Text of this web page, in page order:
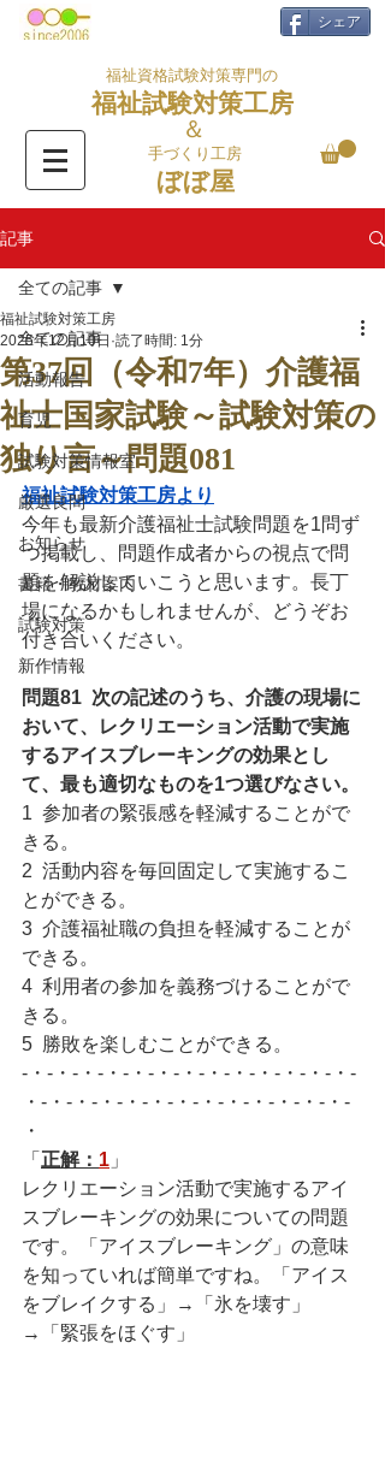
シェア
福祉資格試験対策専門の
福祉試験対策工房
＆
手づくり工房
ぼぼ屋
記事
全ての記事
活動報告
育児
試験対策情報室
厳選良問
お知らせ
書籍・教材案内
試験対策
新作情報
全ての記事
第37回（令和7年）介護福
祉士国家試験～試験対策の
独り言～問題081
福祉試験対策工房
2025年12月10日 読了時間: 1分
福祉試験対策工房より
今年も最新介護福祉士試験問題を1問ず
つ掲載し、問題作成者からの視点で問
題を解説していこうと思います。長丁
場になるかもしれませんが、どうぞお
付き合いください。
問題81  次の記述のうち、介護の現場に
おいて、レクリエーション活動で実施
するアイスブレーキングの効果とし
て、最も適切なものを1つ選びなさい。
1  参加者の緊張感を軽減することがで
きる。
2  活動内容を毎回固定して実施するこ
とができる。
3  介護福祉職の負担を軽減することが
できる。
4  利用者の参加を義務づけることがで
きる。
5  勝敗を楽しむことができる。
-・-・-・-・-・-・-・-・-・-・-・-・-・-
・-・-・-・-・-・-・-・-・-・-・-・-・-
・
「 正解： 1 」
レクリエーション活動で実施するアイ
スブレーキングの効果についての問題
です。「アイスブレーキング」の意味
を知っていれば簡単ですね。「アイス
をブレイクする」→「氷を壊す」
→「緊張をほぐす」